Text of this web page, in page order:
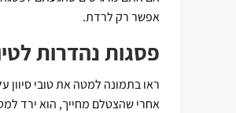
אפשר רק לרדת.
פסגות נהדרות
ראו בתמונה למטה את טובי סיוון
אחרי שהצטלם מחייך, הוא ירד